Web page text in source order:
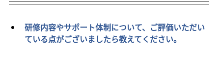
研修内容やサポート体制について、ご評価いただい
ている点がございましたら教えてください。